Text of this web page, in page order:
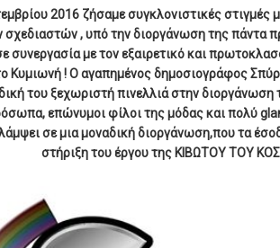
2016 ζήσαμε συγκλονιστικές
, υπό την διοργάνωση της πάντα
συνεργασία με τον εξαιρετικό και
Κυμιωνή ! Ο αγαπημένος δημοσιογράφος
του ξεχωριστή πινελλιά στην
επώνυμοι φίλοι της μόδας και πολύ
σε μια μοναδική διοργάνωση,που τα
στήριξη του έργου της ΚΙΒΩΤΟΥ ΤΟΥ